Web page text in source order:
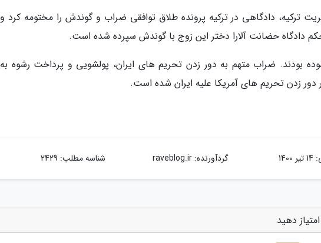
ترکیه، دادگاهی در ترکیه پرونده طلاق توافقی ضراب و گوندش را مختومه کرد و
دادگاه حضانت آلارا دختر این زوج با گوندش سپرده شده است.
در سال 2010 ازدواج نموده بودند. ضراب متهم به دور زدن تحریم های ایران، پولشویی و پرداخت رشوه به
زدن تحریم های آمریکا علیه ایران شده است.
14 تیر 1400 گردآورنده:raveblog.ir شناسه مطلب: 2429
دهید